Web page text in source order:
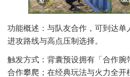
功能概述：与队友合作，可到达单
进攻路线与高点压制选择。
触发方式：背囊预设拥有「合作腕
合作攀爬；在经典玩法与火力全开